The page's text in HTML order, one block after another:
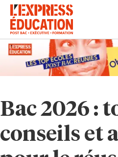
Bac 2026 :
conseils et